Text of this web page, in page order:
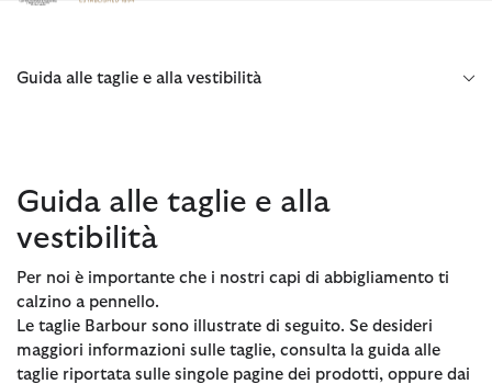
Clicca per visualizzare la nostra Dichiarazione di Accessibilità
Guida alle taglie e alla vestibilità
Guida alle taglie e alla
vestibilità
Per noi è importante che i nostri capi di abbigliamento ti
calzino a pennello.
Le taglie Barbour sono illustrate di seguito. Se desideri
maggiori informazioni sulle taglie, consulta la guida alle
taglie riportata sulle singole pagine dei prodotti, oppure dai